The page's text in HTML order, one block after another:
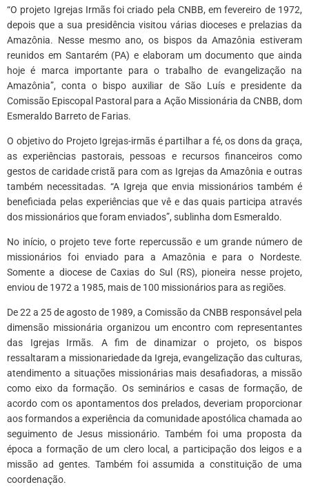
“O projeto Igrejas Irmãs foi criado pela CNBB, em fevereiro de 1972,
depois que a sua presidência visitou várias dioceses e prelazias da
Amazônia. Nesse mesmo ano, os bispos da Amazônia estiveram
reunidos em Santarém (PA) e elaboram um documento que ainda
hoje é marca importante para o trabalho de evangelização na
Amazônia”, conta o bispo auxiliar de São Luís e presidente da
Comissão Episcopal Pastoral para a Ação Missionária da CNBB, dom
Esmeraldo Barreto de Farias.
O objetivo do Projeto Igrejas-irmãs é partilhar a fé, os dons da graça,
as experiências pastorais, pessoas e recursos financeiros como
gestos de caridade cristã para com as Igrejas da Amazônia e outras
também necessitadas. “A Igreja que envia missionários também é
beneficiada pelas experiências que vê e das quais participa através
dos missionários que foram enviados”, sublinha dom Esmeraldo.
No início, o projeto teve forte repercussão e um grande número de
missionários foi enviado para a Amazônia e para o Nordeste.
Somente a diocese de Caxias do Sul (RS), pioneira nesse projeto,
enviou de 1972 a 1985, mais de 100 missionários para as regiões.
De 22 a 25 de agosto de 1989, a Comissão da CNBB responsável pela
dimensão missionária organizou um encontro com representantes
das Igrejas Irmãs. A fim de dinamizar o projeto, os bispos
ressaltaram a missionariedade da Igreja, evangelização das culturas,
atendimento a situações missionárias mais desafiadoras, a missão
como eixo da formação. Os seminários e casas de formação, de
acordo com os apontamentos dos prelados, deveriam proporcionar
aos formandos a experiência da comunidade apostólica chamada ao
seguimento de Jesus missionário. Também foi uma proposta da
época a formação de um clero local, a participação dos leigos e a
missão ad gentes. Também foi assumida a constituição de uma
coordenação.